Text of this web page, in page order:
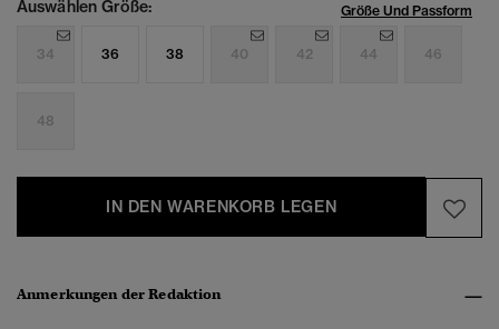
Auswählen Größe: Größe Und Passform
34 36 38 40 42 44 46
48
IN DEN WARENKORB LEGEN
Anmerkungen der Redaktion